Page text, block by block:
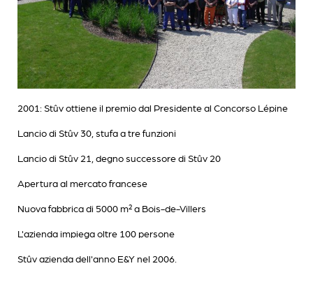
2001: Stûv ottiene il premio dal Presidente al Concorso Lépine
Lancio di Stûv 30, stufa a tre funzioni
Lancio di Stûv 21, degno successore di Stûv 20
Apertura al mercato francese
Nuova fabbrica di 5000 m² a Bois-de-Villers
L'azienda impiega oltre 100 persone
Stûv azienda dell'anno E&Y nel 2006.